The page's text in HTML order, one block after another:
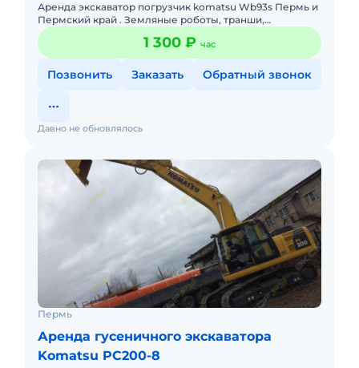
Аренда экскаватор погрузчик komatsu Wb93s Пермь и
Пермский край . Земляные роботы, транши,
планировка территории, рытье котлованов , и другой
вида робота люб
1 300 ₽ час
Позвонить Заказать Обратный звонок
Давно не обновлялось
Пермь
Аренда гусеничного экскаватора
Komatsu PC200-8